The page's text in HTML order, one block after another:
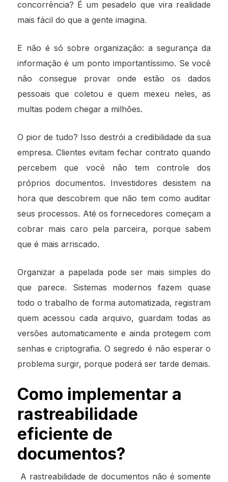
concorrência? É um pesadelo que vira realidade
mais fácil do que a gente imagina.
E não é só sobre organização: a segurança da
informação é um ponto importantíssimo. Se você
não consegue provar onde estão os dados
pessoais que coletou e quem mexeu neles, as
multas podem chegar a milhões.
O pior de tudo? Isso destrói a credibilidade da sua
empresa. Clientes evitam fechar contrato quando
percebem que você não tem controle dos
próprios documentos. Investidores desistem na
hora que descobrem que não tem como auditar
seus processos. Até os fornecedores começam a
cobrar mais caro pela parceira, porque sabem
que é mais arriscado.
Organizar a papelada pode ser mais simples do
que parece. Sistemas modernos fazem quase
todo o trabalho de forma automatizada, registram
quem acessou cada arquivo, guardam todas as
versões automaticamente e ainda protegem com
senhas e criptografia. O segredo é não esperar o
problema surgir, porque poderá ser tarde demais.
Como implementar a
rastreabilidade
eficiente de
documentos?
A rastreabilidade de documentos não é somente